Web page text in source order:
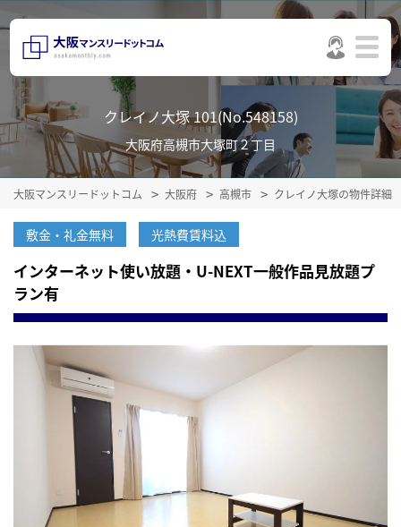
クレイノ大塚 101(No.548158)
大阪府高槻市大塚町２丁目
大阪マンスリードットコム 大阪府 高槻市 クレイノ大塚の物件詳細
敷金・礼金無料 光熱費賃料込
インターネット使い放題・U-NEXT一般作品見放題プ
ラン有